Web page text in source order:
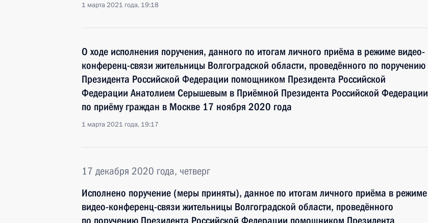
1 марта 2021 года, 19:18
О ходе исполнения поручения, данного по итогам личного приёма в режиме видео-
конференц-связи жительницы Волгоградской области, проведённого по поручению
Президента Российской Федерации помощником Президента Российской
Федерации Анатолием Серышевым в Приёмной Президента Российской Федерации
по приёму граждан в Москве 17 ноября 2020 года
1 марта 2021 года, 19:17
17 декабря 2020 года, четверг
Исполнено поручение (меры приняты), данное по итогам личного приёма в режиме
видео-конференц-связи жительницы Волгоградской области, проведённого
по поручению Президента Российской Федерации помощником Президента